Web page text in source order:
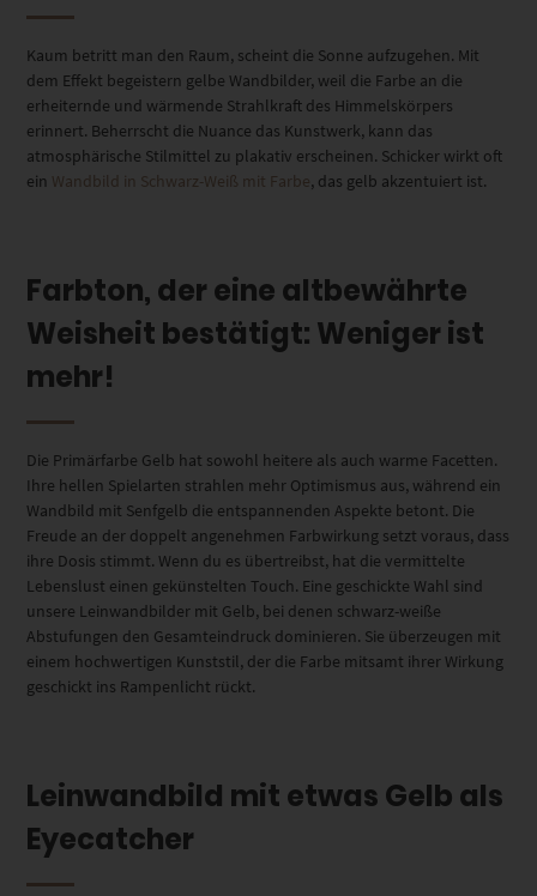
Kaum betritt man den Raum, scheint die Sonne aufzugehen. Mit
dem Effekt begeistern gelbe Wandbilder, weil die Farbe an die
erheiternde und wärmende Strahlkraft des Himmelskörpers
erinnert. Beherrscht die Nuance das Kunstwerk, kann das
atmosphärische Stilmittel zu plakativ erscheinen. Schicker wirkt oft
ein Wandbild in Schwarz-Weiß mit Farbe, das gelb akzentuiert ist.
Farbton, der eine altbewährte
Weisheit bestätigt: Weniger ist
mehr!
Die Primärfarbe Gelb hat sowohl heitere als auch warme Facetten.
Ihre hellen Spielarten strahlen mehr Optimismus aus, während ein
Wandbild mit Senfgelb die entspannenden Aspekte betont. Die
Freude an der doppelt angenehmen Farbwirkung setzt voraus, dass
ihre Dosis stimmt. Wenn du es übertreibst, hat die vermittelte
Lebenslust einen gekünstelten Touch. Eine geschickte Wahl sind
unsere Leinwandbilder mit Gelb, bei denen schwarz-weiße
Abstufungen den Gesamteindruck dominieren. Sie überzeugen mit
einem hochwertigen Kunststil, der die Farbe mitsamt ihrer Wirkung
geschickt ins Rampenlicht rückt.
Leinwandbild mit etwas Gelb als
Eyecatcher